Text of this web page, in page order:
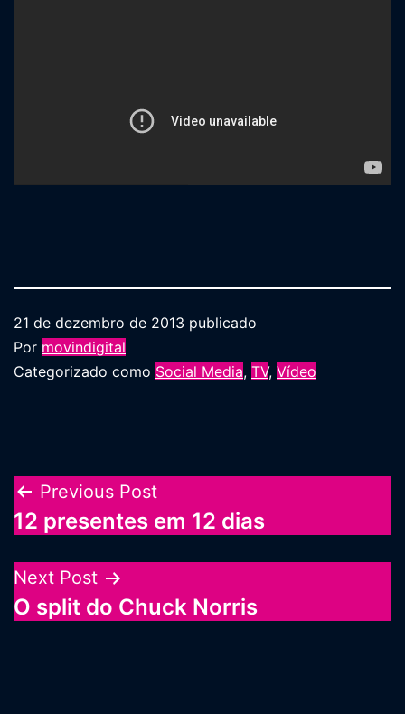
21 de dezembro de 2013 publicado
Por movindigital
Categorizado como Social Media, TV, Vídeo
Navegação
de
Post
Previous Post
12 presentes em 12 dias
Next Post
O split do Chuck Norris